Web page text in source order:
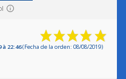
22:46(Fecha de la orden: 08/08/2019)